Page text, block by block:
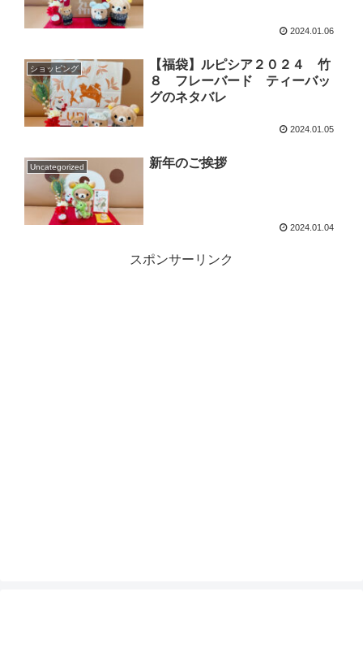
2024.01.06
ショッピング
【福袋】ルピシア２０２４ 竹
８ フレーバード ティーバッ
グのネタバレ
2024.01.05
Uncategorized 新年のご挨拶
2024.01.04
スポンサーリンク